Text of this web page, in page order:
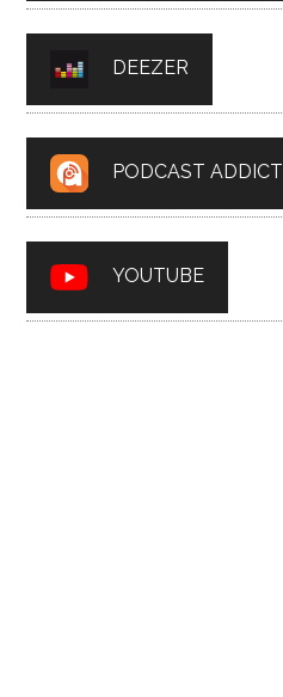
DEEZER
PODCAST ADDICT
YOUTUBE